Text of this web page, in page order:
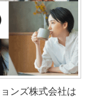
ンズ株式会社は